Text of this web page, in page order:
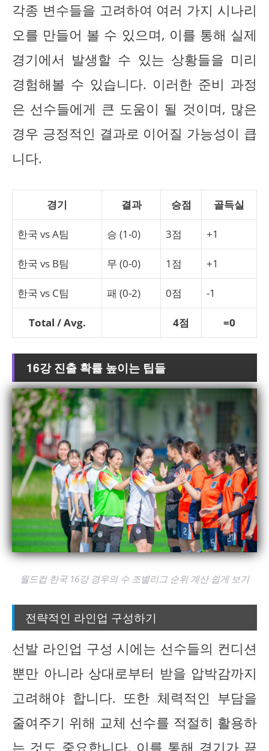
각종 변수들을 고려하여 여러 가지 시나리
오를 만들어 볼 수 있으며, 이를 통해 실제
경기에서 발생할 수 있는 상황들을 미리
경험해볼 수 있습니다. 이러한 준비 과정
은 선수들에게 큰 도움이 될 것이며, 많은
경우 긍정적인 결과로 이어질 가능성이 큽
니다.
경기 결과 승점 골득실
한국 vs A팀 승 (1-0) 3점 +1
한국 vs B팀 무 (0-0) 1점 +1
한국 vs C팀 패 (0-2) 0점 -1
Total / Avg. 4점 =0
16강 진출 확률 높이는 팁들
월드컵 한국 16강 경우의 수 조별리그 순위 계산 쉽게 보기
전략적인 라인업 구성하기
선발 라인업 구성 시에는 선수들의 컨디션
뿐만 아니라 상대로부터 받을 압박감까지
고려해야 합니다. 또한 체력적인 부담을
줄여주기 위해 교체 선수를 적절히 활용하
는 것도 중요합니다. 이를 통해 경기가 끝